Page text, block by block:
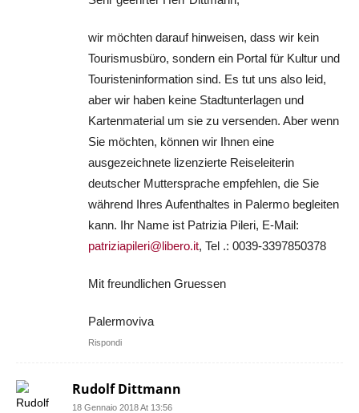
wir möchten darauf hinweisen, dass wir kein
Tourismusbüro, sondern ein Portal für Kultur und
Touristeninformation sind. Es tut uns also leid,
aber wir haben keine Stadtunterlagen und
Kartenmaterial um sie zu versenden. Aber wenn
Sie möchten, können wir Ihnen eine
ausgezeichnete lizenzierte Reiseleiterin
deutscher Muttersprache empfehlen, die Sie
während Ihres Aufenthaltes in Palermo begleiten
kann. Ihr Name ist Patrizia Pileri, E-Mail:
patriziapileri@libero.it, Tel .: 0039-3397850378
Mit freundlichen Gruessen
Palermoviva
Rispondi
Rudolf Dittmann
18 Gennaio 2018 At 13:56